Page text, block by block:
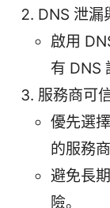
DNS 泄漏
啟用
有 DNS
服務商可
優先選
的服務商
避免長
險。